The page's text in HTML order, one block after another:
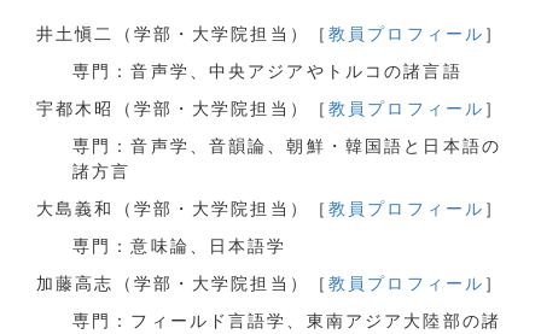
井土愼二（学部・大学院担当）［ 教員プロフィール ］
専門：音声学、中央アジアやトルコの諸言語
宇都木昭（学部・大学院担当）［ 教員プロフィール ］
専門：音声学、音韻論、朝鮮・韓国語と日本語の
諸方言
大島義和（学部・大学院担当）［ 教員プロフィール ］
専門：意味論、日本語学
加藤高志（学部・大学院担当）［ 教員プロフィール ］
専門：フィールド言語学、東南アジア大陸部の諸